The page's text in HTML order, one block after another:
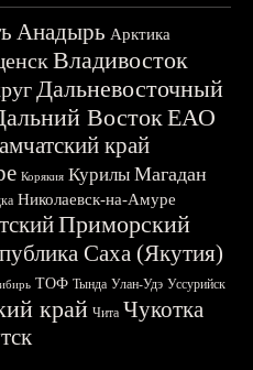
Анадырь Арктика
Владивосток
Дальневосточный
ВостокЕАО
край
Корякия Курилы Магадан
Николаевск-на-Амуре
Приморский
Саха (Якутия)
ТОФ Тында Улан-Удэ Уссурийск
край Чита Чукотка